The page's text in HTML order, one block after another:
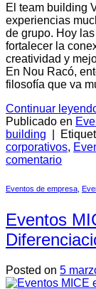
El team building
experiencias
de grupo. Hoy
fortalecer la
creatividad y
En Nou Racó,
filosofía que va
Continuar
Publicado en
building
corporativos,
comentario
Eventos de empresa
Eventos
Posted on 5